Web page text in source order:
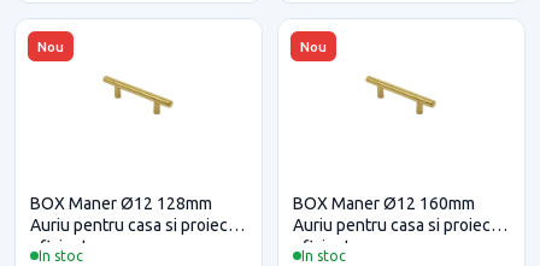
Nou
In stoc
BOX Maner Ø12 128mm
Auriu pentru casa si proiecte
eficiente
Nou
In stoc
BOX Maner Ø12 160mm
Auriu pentru casa si proiecte
eficiente